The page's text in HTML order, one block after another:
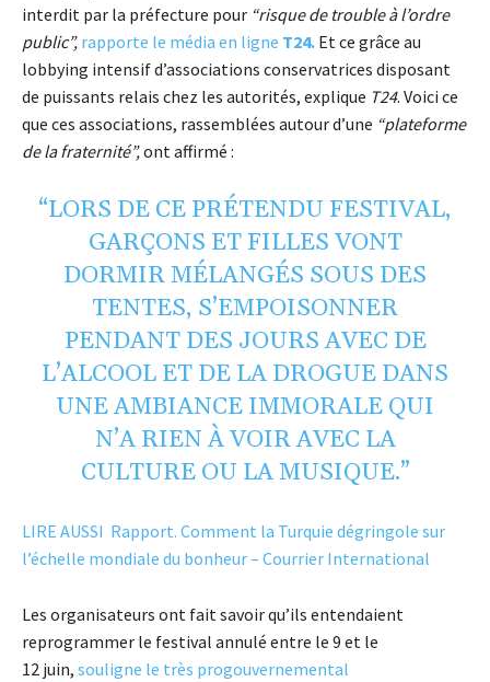
interdit par la préfecture pour “risque de trouble à l’ordre
public”, rapporte le média en ligne T24. Et ce grâce au
lobbying intensif d’associations conservatrices disposant
de puissants relais chez les autorités, explique T24. Voici ce
que ces associations, rassemblées autour d’une “plateforme
de la fraternité”,ont affirmé :
“LORS DE CE PRÉTENDU FESTIVAL,
GARÇONS ET FILLES VONT
DORMIR MÉLANGÉS SOUS DES
TENTES, S’EMPOISONNER
PENDANT DES JOURS AVEC DE
L’ALCOOL ET DE LA DROGUE DANS
UNE AMBIANCE IMMORALE QUI
N’A RIEN À VOIR AVEC LA
CULTURE OU LA MUSIQUE.”
LIRE AUSSI Rapport. Comment la Turquie dégringole sur
l’échelle mondiale du bonheur – Courrier International
Les organisateurs ont fait savoir qu’ils entendaient
reprogrammer le festival annulé entre le 9 et le
12 juin, souligne le très progouvernemental